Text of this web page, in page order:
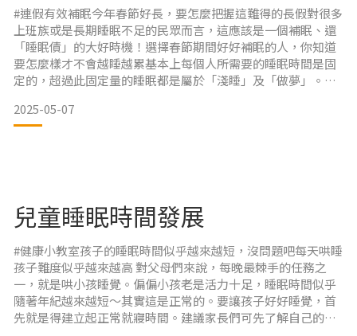
#連假有效補眠今年春節好長，要怎麼把握這難得的長假對很多
上班族或是長期睡眠不足的民眾而言，這應該是一個補眠、還
「睡眠債」的大好時機！選擇春節期間好好補眠的人，你知道
要怎麼樣才不會越睡越累基本上每個人所需要的睡眠時間是固
定的，超過此固定量的睡眠都是屬於「淺睡」及「做夢」。就
的時間並不能把前天熬夜的幾個小時補回來，反而會越睡越
累。今天 #唯家健康小教室 就要來跟大家分享【春節補眠原
2025-05-07
兒童睡眠時間發展
#健康小教室孩子的睡眠時間似乎越來越短，沒問題吧每天哄睡
孩子難度似乎越來越高 對父母們來說，每晚最棘手的任務之
一，就是哄小孩睡覺。偏偏小孩老是活力十足，睡眠時間似乎
隨著年紀越來越短～其實這是正常的。要讓孩子好好睡覺，首
先就是得建立起正常就寢時間。建議家長們可先了解自己的孩